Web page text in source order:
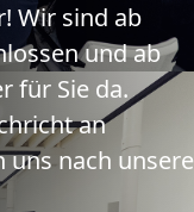
Wir sind ab
und ab
für Sie da.
an
nach